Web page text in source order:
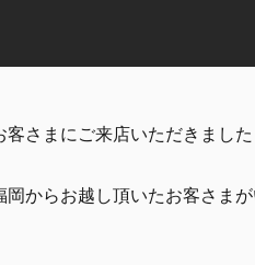
さまにご来店いただきました
岡からお越し頂いたお客さま